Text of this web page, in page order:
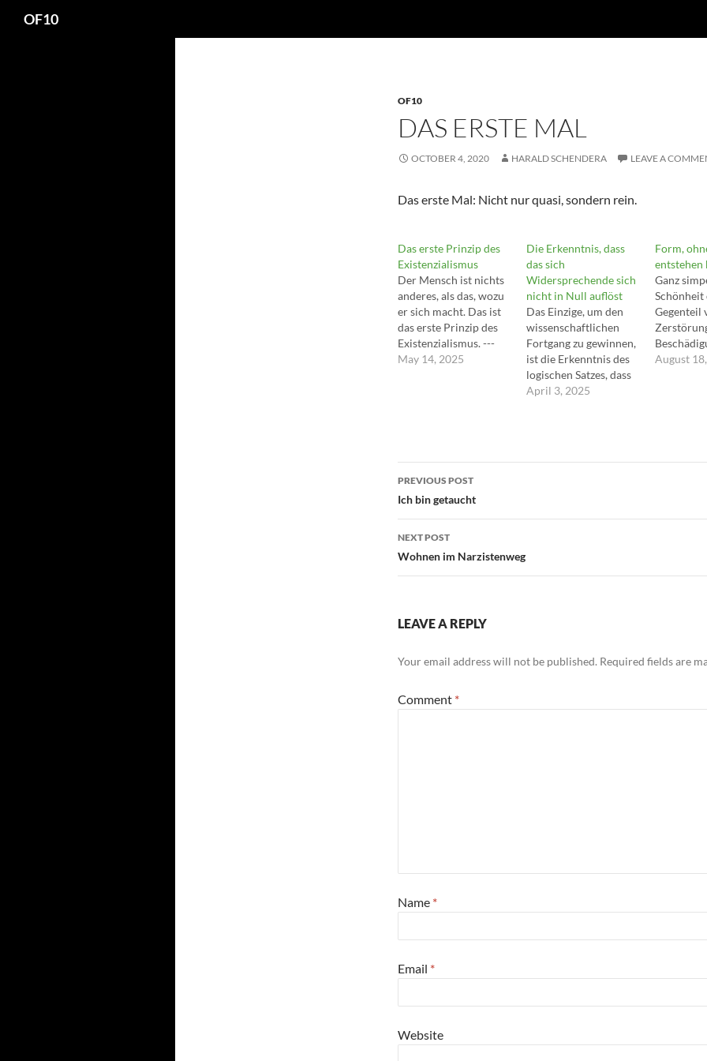
OF10
OF10
DAS ERSTE MAL
OCTOBER 4, 2020 HARALD SCHENDERA LEAVE A
Das erste Mal: Nicht nur quasi, sondern rein.
Das erste Prinzip des
Existenzialismus
Der Mensch ist nichts
anderes, als das, wozu
er sich macht. Das ist
das erste Prinzip des
Existenzialismus. ---
Jean-Paul Sartre
May 14, 2025
Die Erkenntnis, dass
das sich
Widersprechende sich
nicht in Null auflöst
Das Einzige, um den
wissenschaftlichen
Fortgang zu gewinnen,
ist die Erkenntnis des
logischen Satzes, dass
das sich
Georg Wilhelm
April 3, 2025
Form,
entstehen
Ganz
Schönheit
Gegenteil
damit ist
August
Post
navigation
PREVIOUS POST
Ich bin getaucht
NEXT POST
Wohnen im Narzistenweg
LEAVE A REPLY
Your email address will not be published. Required fields are
Comment *
Name *
Email *
Website